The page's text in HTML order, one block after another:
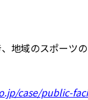
地域のスポーツ
case/public-